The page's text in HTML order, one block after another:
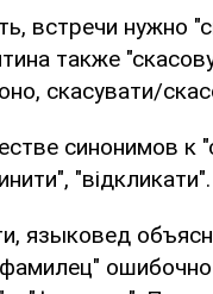
встречи нужно
также
скасувати/
синонимов к
"відкликати".
языковед